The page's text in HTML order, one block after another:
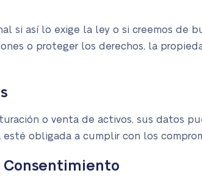
si así lo exige la ley o si creemos de
o proteger los derechos, la
o venta de activos, sus datos
esté obligada a cumplir con los
Consentimiento